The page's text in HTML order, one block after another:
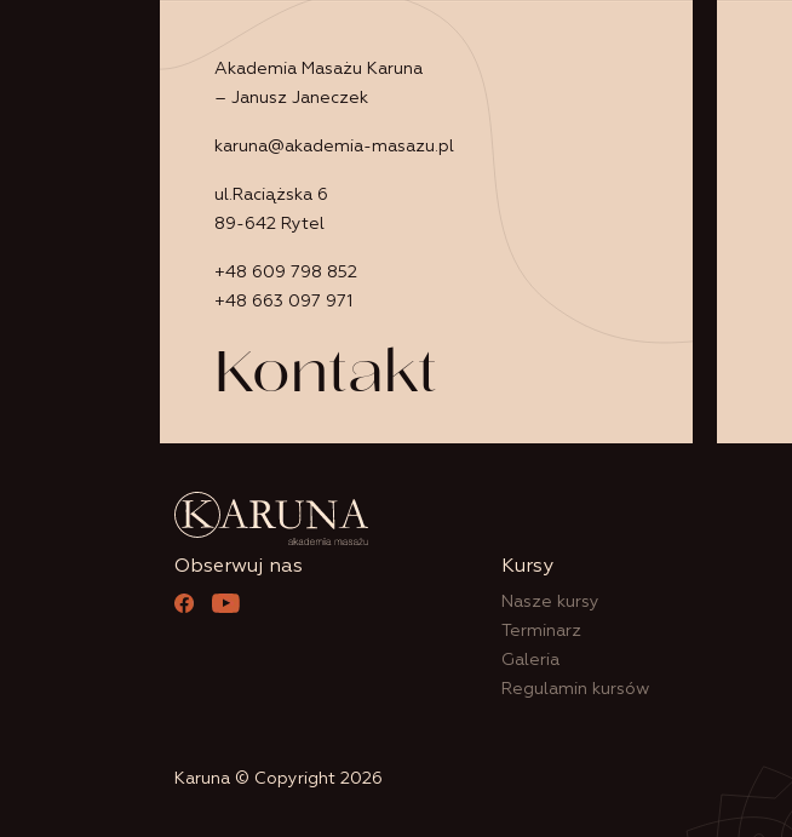
Akademia Masażu Karuna
– Janusz Janeczek
karuna@akademia-masazu.pl
ul.Raciążska 6
89-642 Rytel
+48 609 798 852
+48 663 097 971
Kontakt
Obserwuj nas Kursy
Nasze kursy
Terminarz
Galeria
Regulamin kursów
Karuna © Copyright 2026